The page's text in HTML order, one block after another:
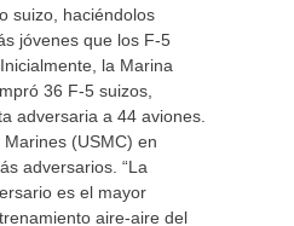
suizo, haciéndolos
jóvenes que los F-5
la Marina
36 F-5 suizos,
adversaria a 44 aviones.
(USMC) en
adversarios. “La
es el mayor
aire-aire del